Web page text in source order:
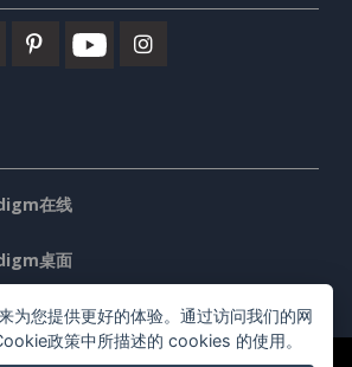
在线
桌面
为您提供更好的体验。通过访问我们的网
政策中所描述的 cookies 的使用。